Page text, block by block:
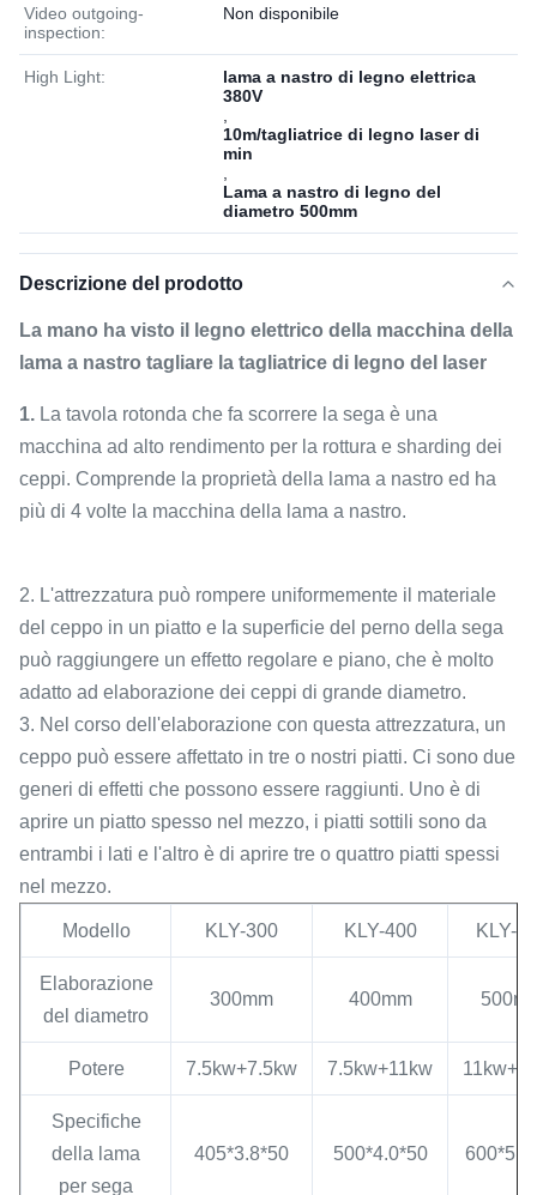
Video outgoing-
inspection:
Non disponibile
High Light:
lama a nastro di legno elettrica
380V
10m/tagliatrice di legno laser di
min
Lama a nastro di legno del
diametro 500mm
Descrizione del prodotto
La mano ha visto il legno elettrico della macchina della
lama a nastro tagliare la tagliatrice di legno del laser
1. La tavola rotonda che fa scorrere la sega è una
macchina ad alto rendimento per la rottura e sharding dei
ceppi. Comprende la proprietà della lama a nastro ed ha
più di 4 volte la macchina della lama a nastro.
2. L'attrezzatura può rompere uniformemente il materiale
del ceppo in un piatto e la superficie del perno della sega
può raggiungere un effetto regolare e piano, che è molto
adatto ad elaborazione dei ceppi di grande diametro.
3. Nel corso dell'elaborazione con questa attrezzatura, un
ceppo può essere affettato in tre o nostri piatti. Ci sono due
generi di effetti che possono essere raggiunti. Uno è di
aprire un piatto spesso nel mezzo, i piatti sottili sono da
entrambi i lati e l'altro è di aprire tre o quattro piatti spessi
nel mezzo.
Modello KLY-300 KLY-400 KLY-
Elaborazione
del diametro
300mm 400mm
Potere 7.5kw+7.5kw 7.5kw+11kw
Specifiche
della lama
per sega
405*3.8*50 500*4.0*50